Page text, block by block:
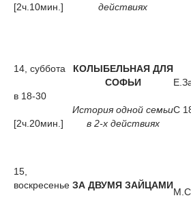
[2ч.10мин.]
действиях
14, суббота
в 18-30
[2ч.20мин.]
КОЛЫБЕЛЬНАЯ ДЛЯ
СОФЬИ
История одной семьи
в 2-х действиях
С
15,
воскресенье ЗА ДВУМЯ ЗАЙЦАМИ